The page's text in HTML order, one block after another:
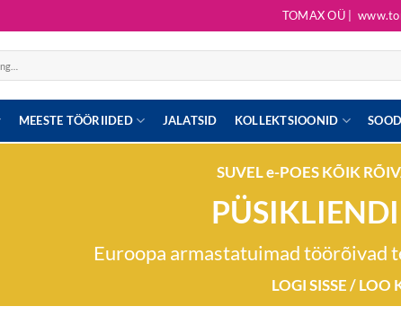
TOMAX OÜ |
MEESTE TÖÖRIIDED JALATSID KOLLEKTSIOONID
SUVEL e-POES KÕIK
Euroopa armastatuimad töörõivad
LOGI SISSE / LOO